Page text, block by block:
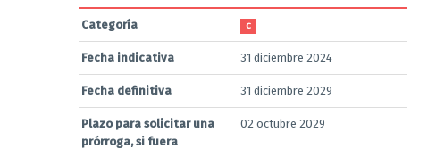
Categoría C
Fecha indicativa 31 diciembre 2024
Fecha definitiva 31 diciembre 2029
Plazo para solicitar una
prórroga, si fuera
02 octubre 2029